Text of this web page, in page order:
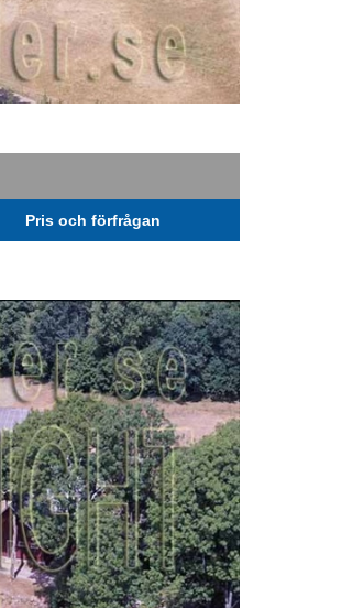
Pris och förfrågan